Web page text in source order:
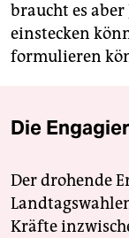
braucht es
einstecken
formulieren
Die
Der drohende
Kräfte